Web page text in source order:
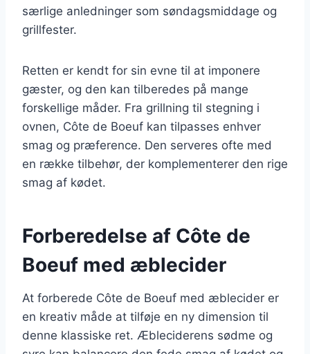
særlige anledninger som søndagsmiddage og
grillfester.
Retten er kendt for sin evne til at imponere
gæster, og den kan tilberedes på mange
forskellige måder. Fra grillning til stegning i
ovnen, Côte de Boeuf kan tilpasses enhver
smag og præference. Den serveres ofte med
en række tilbehør, der komplementerer den rige
smag af kødet.
Forberedelse af Côte de
Boeuf med æblecider
At forberede Côte de Boeuf med æblecider er
en kreativ måde at tilføje en ny dimension til
denne klassiske ret. Æbleciderens sødme og